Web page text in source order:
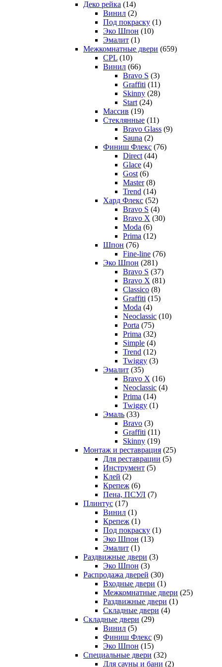
Деко рейка (14)
Винил (2)
Под покраску (1)
Эко Шпон (10)
Эмалит (1)
Межкомнатные двери (659)
CPL (10)
Винил (66)
Bravo S (3)
Graffiti (11)
Skinny (28)
Start (24)
Массив (19)
Стеклянные (11)
Bravo Glass (9)
Sauna (2)
Финиш Флекс (76)
Direct (44)
Glace (4)
Gost (6)
Master (8)
Trend (14)
Хард Флекс (52)
Bravo S (4)
Bravo X (30)
Moda (6)
Prima (12)
Шпон (76)
Fine-line (76)
Эко Шпон (281)
Bravo S (37)
Bravo X (81)
Classico (8)
Graffiti (15)
Moda (4)
Neoclassic (10)
Porta (75)
Prima (32)
Simple (4)
Trend (12)
Twiggy (3)
Эмалит (35)
Bravo X (16)
Neoclassic (4)
Prima (14)
Twiggy (1)
Эмаль (33)
Bravo (3)
Graffiti (11)
Skinny (19)
Монтаж и реставрация (25)
Для реставрации (5)
Инструмент (5)
Клей (2)
Крепеж (6)
Пена, ПСУЛ (7)
Плинтус (17)
Винил (1)
Крепеж (1)
Под покраску (1)
Эко Шпон (13)
Эмалит (1)
Раздвижные двери (3)
Эко Шпон (3)
Распродажа дверей (30)
Входные двери (1)
Межкомнатные двери (25)
Раздвижные двери (1)
Складные двери (4)
Складные двери (29)
Винил (5)
Финиш Флекс (9)
Эко Шпон (15)
Специальные двери (32)
Для сауны и бани (2)